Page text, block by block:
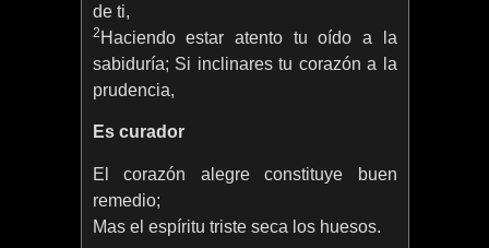
de ti,
2 Haciendo estar atento tu oído a la
sabiduría; Si inclinares tu corazón a la
prudencia,
Es curador
El corazón alegre constituye buen
remedio;
Mas el espíritu triste seca los huesos.